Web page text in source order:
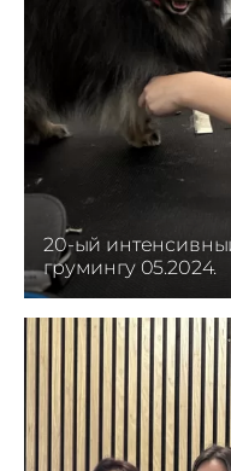
20-ый
грумингу 05.2024.